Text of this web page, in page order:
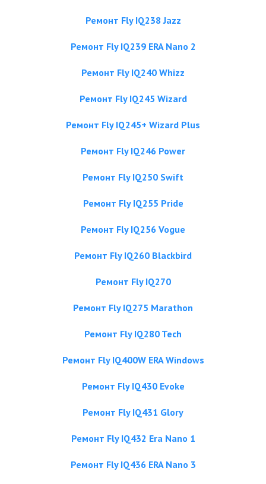
Ремонт Fly IQ238 Jazz
Ремонт Fly IQ239 ERA Nano 2
Ремонт Fly IQ240 Whizz
Ремонт Fly IQ245 Wizard
Ремонт Fly IQ245+ Wizard Plus
Ремонт Fly IQ246 Power
Ремонт Fly IQ250 Swift
Ремонт Fly IQ255 Pride
Ремонт Fly IQ256 Vogue
Ремонт Fly IQ260 Blackbird
Ремонт Fly IQ270
Ремонт Fly IQ275 Marathon
Ремонт Fly IQ280 Tech
Ремонт Fly IQ400W ERA Windows
Ремонт Fly IQ430 Evoke
Ремонт Fly IQ431 Glory
Ремонт Fly IQ432 Era Nano 1
Ремонт Fly IQ436 ERA Nano 3